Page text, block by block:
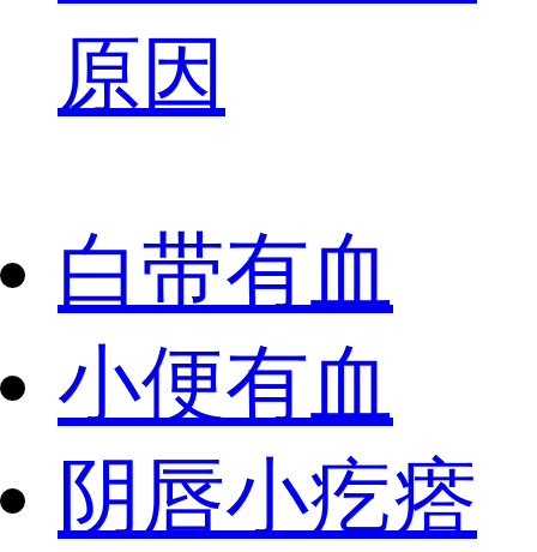
原因
白带有血
小便有血
阴唇小疙瘩